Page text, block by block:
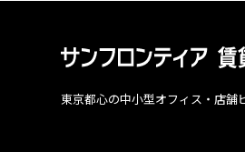
東京都心の中小型オフィス・店舗